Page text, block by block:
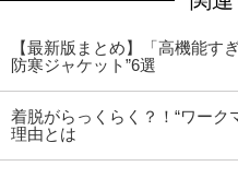
【最新版まとめ】「高機能す
防寒ジャケット”6選
着脱がらっくらく？！“ワー
理由とは